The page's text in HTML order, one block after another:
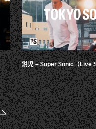
鋭児 – $uper $onic（Live